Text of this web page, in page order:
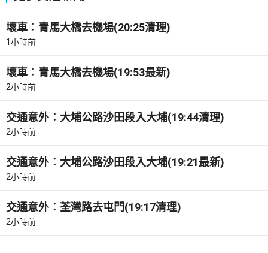
壞車︰青馬大橋去機場(20:25清理)
1小時前
壞車︰青馬大橋去機場(19:53最新)
2小時前
交通意外︰大埔公路沙田段入大埔(19:44清理)
2小時前
交通意外︰大埔公路沙田段入大埔(19:21最新)
2小時前
交通意外︰荃灣路去屯門(19:17清理)
2小時前